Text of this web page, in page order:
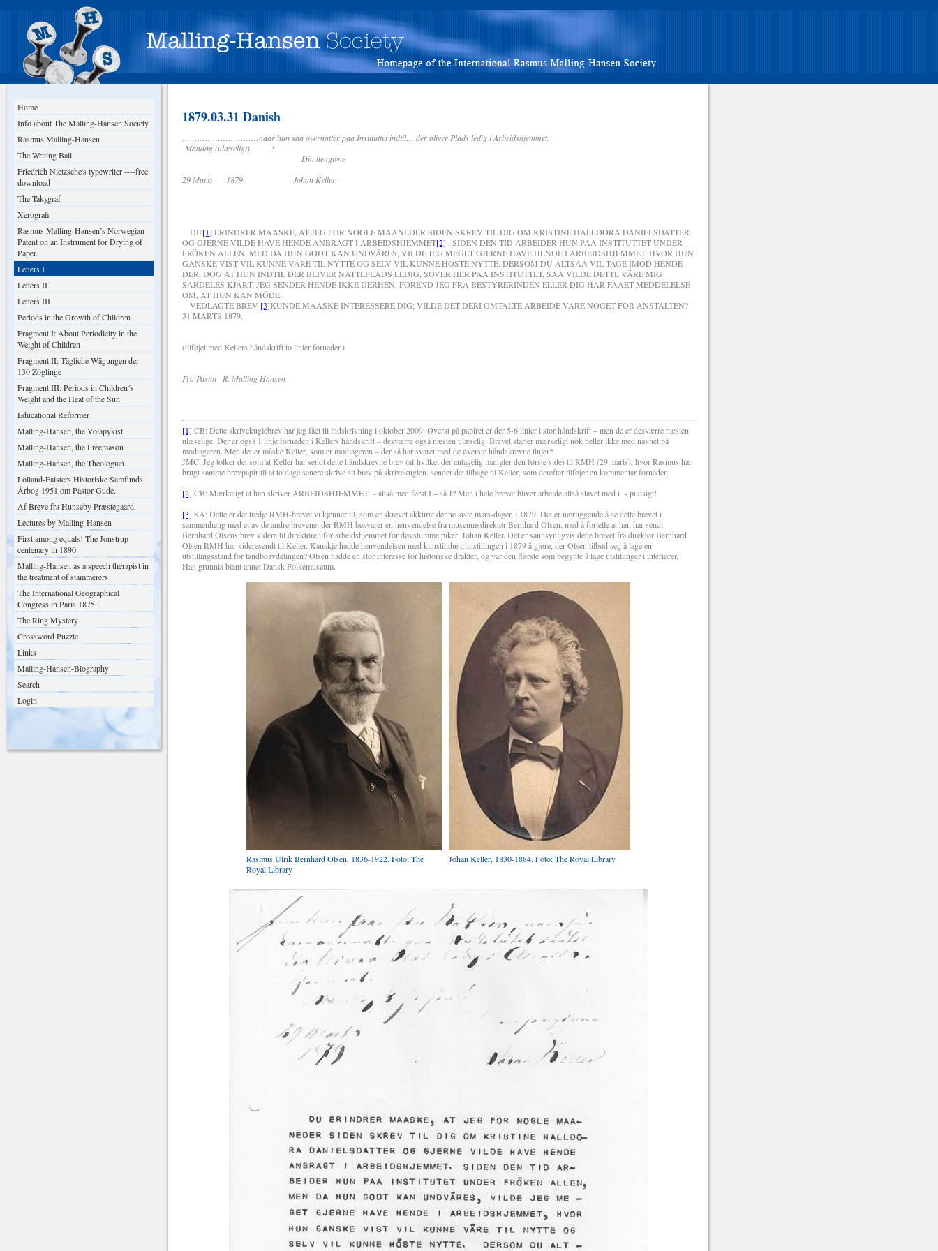
Home
Info about The Malling-Hansen Society
Rasmus Malling-Hansen
The Writing Ball
Friedrich Nietzsche's typewriter ----free
download----
The Takygraf
Xerografi
Rasmus Malling-Hansen’s Norwegian
Patent on an Instrument for Drying of
Paper.
Letters I
Letters II
Letters III
Periods in the Growth of Children
Fragment I: About Periodicity in the
Weight of Children
Fragment II: Tägliche Wägungen der
130 Zöglinge
Fragment III: Periods in Children´s
Weight and the Heat of the Sun
Educational Reformer
Malling-Hansen, the Volapykist
Malling-Hansen, the Freemason
Malling-Hansen, the Theologian.
Lolland-Falsters Historiske Samfunds
Årbog 1951 om Pastor Gude.
Af Breve fra Hunseby Præstegaard.
Lectures by Malling-Hansen
First among equals! The Jonstrup
centenary in 1890.
Malling-Hansen as a speech therapist in
the treatment of stammerers
The International Geographical
Congress in Paris 1875.
The Ring Mystery
Crossword Puzzle
Links
Malling-Hansen-Biography
Search
Login
1879.03.31 Danish
…………………………naar hun saa overnatter paa Instituttet indtil… der bliver Plads ledig i Arbeidshjemmet.
Mandag (ulæseligt) !
Din hengivne
29 Marts 1879 Johan Keller
DU[1] ERINDRER MAASKE, AT JEG FOR NOGLE MAANEDER SIDEN SKREV TIL DIG OM KRISTINE HALLDORA DANIELSDATTER
OG GJERNE VILDE HAVE HENDE ANBRAGT I ARBEIDSHJEMMET[2] . SIDEN DEN TID ARBEIDER HUN PAA INSTITUTTET UNDER
FRÖKEN ALLEN, MED DA HUN GODT KAN UNDVÄRES, VILDE JEG MEGET GJERNE HAVE HENDE I ARBEIDSHJEMMET, HVOR HUN
GANSKE VIST VIL KUNNE VÄRE TIL NYTTE OG SELV VIL KUNNE HÖSTE NYTTE. DERSOM DU ALTSAA VIL TAGE IMOD HENDE
DER, DOG AT HUN INDTIL DER BLIVER NATTEPLADS LEDIG, SOVER HER PAA INSTITUTTET, SAA VILDE DETTE VÄRE MIG
SÄRDELES KJÄRT. JEG SENDER HENDE IKKE DERHEN, FÖREND JEG FRA BESTYRERINDEN ELLER DIG HAR FAAET MEDDELELSE
OM, AT HUN KAN MÖDE.
VEDLAGTE BREV [3]KUNDE MAASKE INTERESSERE DIG; VILDE DET DERI OMTALTE ARBEIDE VÄRE NOGET FOR ANSTALTEN?
31 MARTS 1879.
(tilføjet med Kellers håndskrift to linier forneden)
Fra Pastor R. Malling Hansen
[1] CB: Dette skrivekuglebrev har jeg fået til indskrivning i oktober 2009. Øverst på papiret er der 5-6 linier i stor håndskrift – men de er desværre næsten
ulæselige. Der er også 1 linje forneden i Kellers håndskrift – desværre også næsten ulæselig. Brevet starter mærkeligt nok heller ikke med navnet på
modtageren. Men det er måske Keller, som er modtageren – der så har svaret med de øverste håndskrevne linjer?
JMC: Jeg tolker det som at Keller har sendt dette håndskrevne brev (af hvilket der antagelig mangler den første side) til RMH (29 marts), hvor Rasmus har
brugt samme brevpapir til at to dage senere skrive sit brev på skrivekuglen, sender det tilbage til Keller, som derefter tilføjer en kommentar forneden.
[2] CB: Mærkeligt at han skriver ARBEIDSHJEMMET - altså med først I – så J? Men i hele brevet bliver arbeide altså stavet med i - pudsigt!
[3] SA: Dette er det tredje RMH-brevet vi kjenner til, som er skrevet akkurat denne siste mars-dagen i 1879. Det er nærliggende å se dette brevet i
sammenheng med et av de andre brevene, der RMH besvarer en henvendelse fra museumsdirektør Bernhard Olsen, med å fortelle at han har sendt
Bernhard Olsens brev videre til direktøren for arbeidshjemmet for døvstumme piker, Johan Keller. Det er sannsynligvis dette brevet fra direktør Bernhard
Olsen RMH har videresendt til Keller. Kanskje hadde henvendelsen med kunstindustriutstillingen i 1879 å gjøre, der Olsen tilbød seg å lage en
utstillingsstand for landboavdelingen? Olsen hadde en stor interesse for historiske drakter, og var den flørste som begynte å lage utstillinger i interiører.
Han grunnla blant annet Dansk Folkemuseum.
Rasmus Ulrik Bernhard Olsen, 1836-1922. Foto: The
Royal Library
Johan Keller, 1830-1884. Foto: The Royal Library